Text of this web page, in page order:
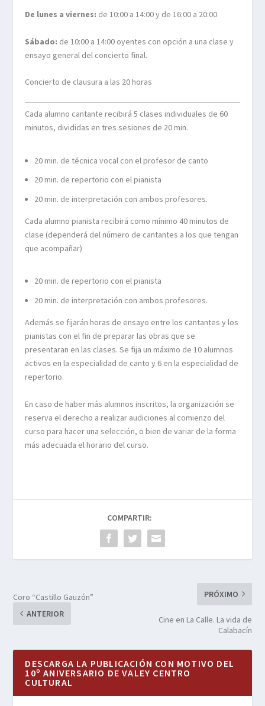
De lunes a viernes: de 10:00 a 14:00 y de 16:00 a 20:00
Sábado: de 10:00 a 14:00 oyentes con opción a una clase y
ensayo general del concierto final.
Concierto de clausura a las 20 horas
Cada alumno cantante recibirá 5 clases individuales de 60
minutos, divididas en tres sesiones de 20 min.
20 min. de técnica vocal con el profesor de canto
20 min. de repertorio con el pianista
20 min. de interpretación con ambos profesores.
Cada alumno pianista recibirá como mínimo 40 minutos de
clase (dependerá del número de cantantes a los que tengan
que acompañar)
20 min. de repertorio con el pianista
20 min. de interpretación con ambos profesores.
Además se fijarán horas de ensayo entre los cantantes y los
pianistas con el fin de preparar las obras que se
presentaran en las clases. Se fija un máximo de 10 alumnos
activos en la especialidad de canto y 6 en la especialidad de
repertorio.
En caso de haber más alumnos inscritos, la organización se
reserva el derecho a realizar audiciones al comienzo del
curso para hacer una selección, o bien de variar de la forma
más adecuada el horario del curso.
COMPARTIR:
Coro “Castillo Gauzón”
ANTERIOR
PRÓXIMO
Cine en La Calle. La vida de
Calabacín
DESCARGA LA PUBLICACIÓN CON MOTIVO DEL
10º ANIVERSARIO DE VALEY CENTRO
CULTURAL